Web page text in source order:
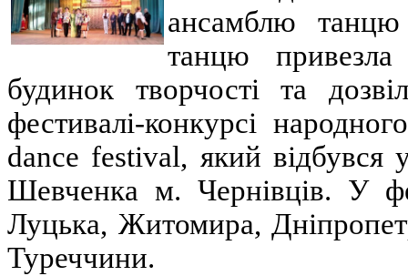
ансамблю
танцю
будинок творчості та
фестивалі-конкурсі
dance festival, який відбувся
Шевченка м. Чернівців. У
Луцька, Житомира,
Туреччини.